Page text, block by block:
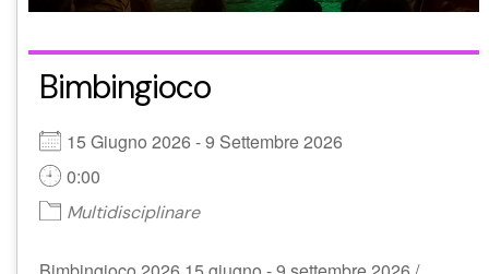
Bimbingioco
15 Giugno 2026 - 9 Settembre 2026
0:00
Multidisciplinare